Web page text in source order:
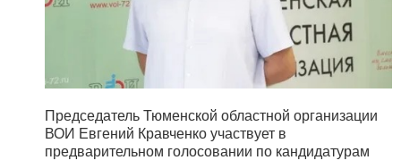
Председатель Тюменской областной организации
ВОИ Евгений Кравченко участвует в
предварительном голосовании по кандидатурам